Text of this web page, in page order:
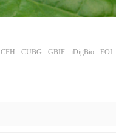
CFH CUBG GBIF iDigBio EOL